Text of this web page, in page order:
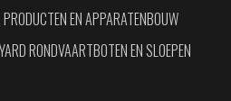
EN APPARATENBOUW
RONDVAARTBOTEN EN SLOEPEN